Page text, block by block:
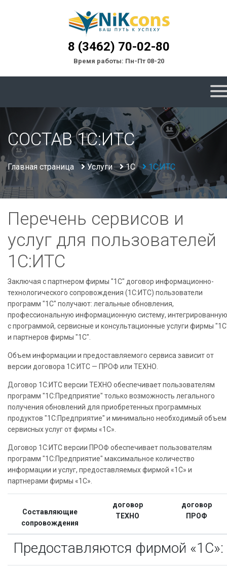
8 (3462) 70-02-80
Время работы: Пн-Пт 08-20
СОСТАВ 1С:ИТС
Главная страница Услуги 1С 1С:ИТС
Перечень сервисов и
услуг для пользователей
1С:ИТС
Заключая с партнером фирмы "1С" договор информационно-
технологического сопровождения (1С:ИТС) пользователи
программ "1С" получают: легальные обновления,
профессиональную информационную систему, интегрированную
с программой, сервисные и консультационные услуги фирмы
и партнеров фирмы "1С".
Объем информации и предоставляемого сервиса зависит от
версии договора 1С:ИТС — ПРОФ или ТЕХНО.
Договор 1С:ИТС версии ТЕХНО обеспечивает пользователям
программ "1С:Предприятие" только возможность легального
получения обновлений для приобретенных программных
продуктов "1С:Предприятие" и минимально необходимый объем
сервисных услуг от фирмы «1С».
Договор 1С:ИТС версии ПРОФ обеспечивает пользователям
программ "1С:Предприятие" максимальное количество
информации и услуг, предоставляемых фирмой «1С» и
партнерами фирмы «1С».
Составляющие
сопровождения
договор
ТЕХНО
договор
ПРОФ
Предоставляются фирмой «1С»: